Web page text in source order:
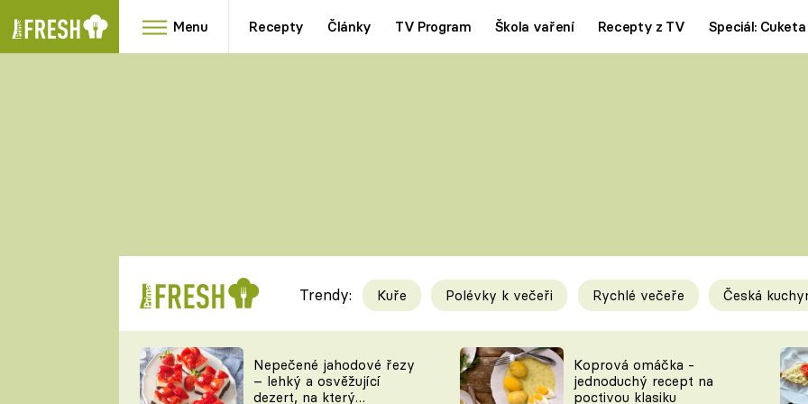
Menu Recepty Články TV Program Škola vaření Recepty z TV Speciál: Cuketa
RYCHLOVKY
Videorecepty
TEĎ VAŘÍ ŠÉF!
Tipy a triky
KAM ZA JÍDLEM
Trendy: Kuře Polévky k večeři Rychlé večeře Česká
Nepečené jahodové řezy
– lehký a osvěžující
dezert, na který
Koprová omáčka -
jednoduchý recept na
poctivou klasiku